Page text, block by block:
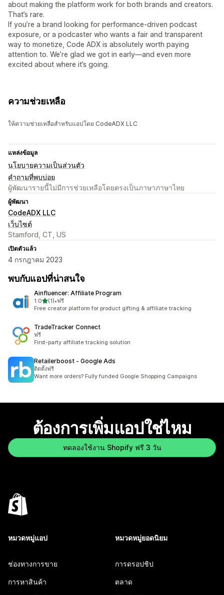
about making the platform work for both brands and creators.
That’s rare.
If you’re a brand looking for performance-driven podcast
exposure, or a podcaster who wants a fair and transparent
way to monetize, Code ADX is absolutely worth paying
attention to. We’re glad we got in early—and even more
excited about where it’s going.
ความช่วยเหลือ
ให้ความช่วยเหลือสำหรับแอปโดย CodeADX LLC
แหล่งข้อมูล
นโยบายความเป็นส่วนตัว
คำถามที่พบบ่อย
ผู้พัฒนารายนี้ไม่มีการช่วยเหลือโดยตรงเป็นภาษาภาษาไทย
ผู้พัฒนา
CodeADX LLC
เว็บไซต์
Stamford, CT, US
เปิดตัวแล้ว
4 กรกฎาคม 2023
พบกับแอปที่น่าสนใจ
Ainfluencer: Affiliate Program
1.0เต็ม 5 ดาว
(1)
ทั้งหมด 1 รีวิว
•ฟรี
Free creator platform for product gifting & affiliate tracking
TradeTracker Connect
ฟรี
First-party affiliate tracking solution
Retailerboost ‑ Google Ads
ติดตั้งฟรี
Want more orders? Fully funded Google Shopping Campaigns
ต้องการเพิ่มแอปใช่ไหม
ทดลองใช้งาน Shopify ฟรี 3 วัน
หมวดหมู่แอป
ช่องทางการขาย
การหาสินค้า
หมวดหมู่ยอดนิยม
การดรอปชิป
ตลาด